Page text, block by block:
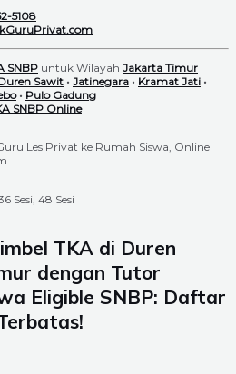
5108
SNBP untuk Wilayah Jakarta Timur
Sawit • Jatinegara • Kramat Jati •
• Pulo Gadung
SNBP Online
Les Privat ke Rumah Siswa, Online
Sesi, 48 Sesi
TKA di Duren
dengan Tutor
Eligible SNBP: Daftar